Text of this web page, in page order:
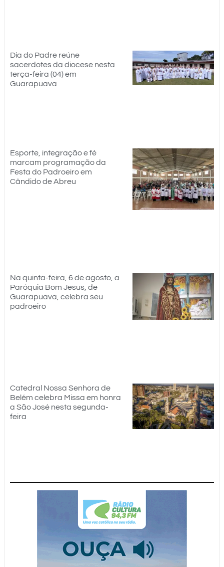
Dia do Padre reúne
sacerdotes da diocese nesta
terça-feira (04) em
Guarapuava
Esporte, integração e fé
marcam programação da
Festa do Padroeiro em
Cândido de Abreu
Na quinta-feira, 6 de agosto, a
Paróquia Bom Jesus, de
Guarapuava, celebra seu
padroeiro
Catedral Nossa Senhora de
Belém celebra Missa em honra
a São José nesta segunda-
feira